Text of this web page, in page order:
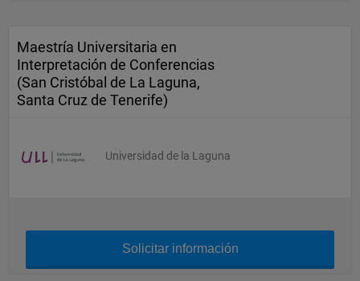
Maestría Universitaria en
Interpretación de Conferencias
(San Cristóbal de La Laguna,
Santa Cruz de Tenerife)
Universidad de la Laguna
Solicitar información